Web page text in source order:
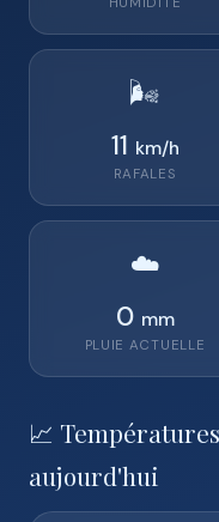
🌬️
11 km/h
RAFALES
☁️
0 mm
PLUIE ACTUELLE
📈
aujourd'hui